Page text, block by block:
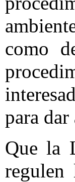
como
para
Que la